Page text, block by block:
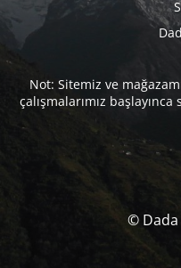
Not: Sitemiz ve
çalışmalarımız
© Dada